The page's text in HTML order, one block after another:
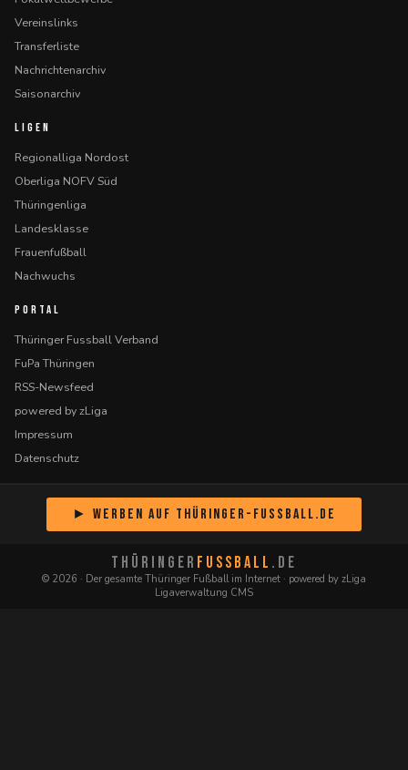
Vereinslinks
Transferliste
Nachrichtenarchiv
Saisonarchiv
LIGEN
Regionalliga Nordost
Oberliga NOFV Süd
Thüringenliga
Landesklasse
Frauenfußball
Nachwuchs
PORTAL
Thüringer Fussball Verband
FuPa Thüringen
RSS-Newsfeed
powered by zLiga
Impressum
Datenschutz
► Werben auf Thüringer-Fussball.de
THÜRINGER FUSSBALL .DE
© 2026 · Der gesamte Thüringer Fußball im Internet · powered by zLiga
Ligaverwaltung CMS